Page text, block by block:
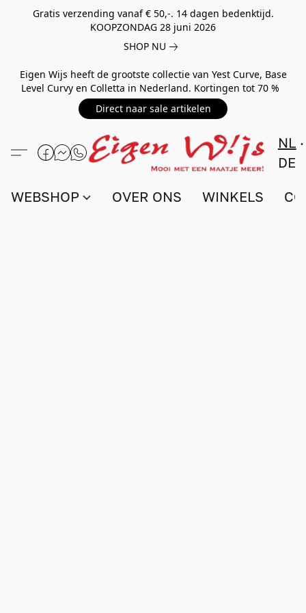
Gratis verzending vanaf € 50,-. 14 dagen bedenktijd.
KOOPZONDAG 28 juni 2026
SHOP NU
Eigen Wijs heeft de grootste collectie van Yest Curve, Base
Level Curvy en Colletta in Nederland. Kortingen tot 70 %
Direct naar sale artikelen
NL
DE
WEBSHOP OVER ONS WINKELS